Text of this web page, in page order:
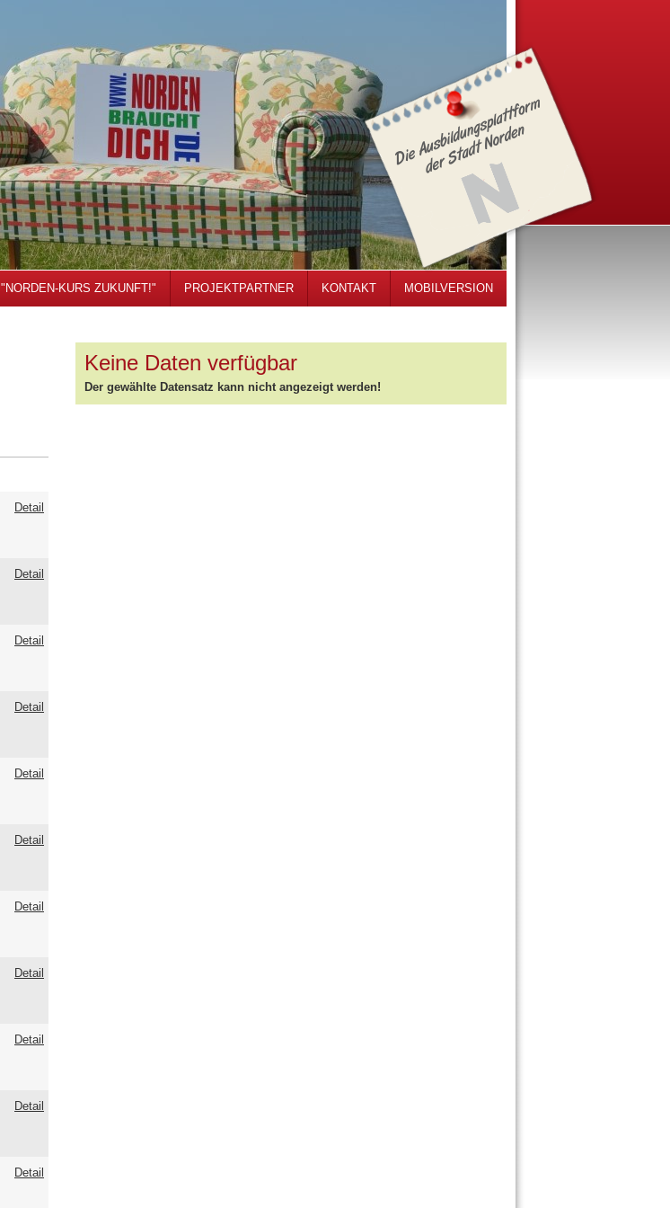
"NORDEN-KURS ZUKUNFT!" PROJEKTPARTNER KONTAKT MOBILVERSION
Detail
Detail
Detail
Detail
Detail
Detail
Detail
Detail
Detail
Detail
Detail
Keine Daten verfügbar
Der gewählte Datensatz kann nicht angezeigt werden!